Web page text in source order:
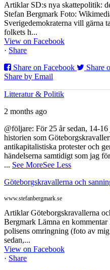
Artiklar SD:s nya skattepolitik:
Stefan Bergmark Foto:
Sverigedemokraterna vill gärna
folkets h...
View on Facebook
· Share
Share on Facebook
Share
Share by Email
Litteratur & Politik
2 months ago
@följare: För 25 år sedan, 14-
historien som
antikapitalistiska protester och
händelserna samtidigt som jag
... See MoreSee Less
Göteborgskravallerna och
www.stefanbergmark.se
Artiklar Göteborgskravallerna
Bergmark Lämna en
polisens omringning (foto av
sedan,...
View on Facebook
· Share